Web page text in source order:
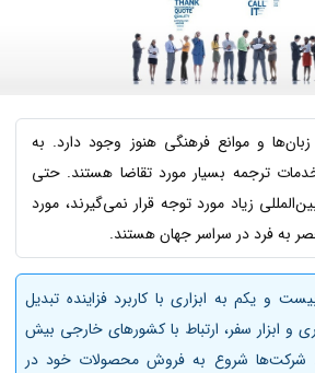
و موانع فرهنگی هنوز وجود دارد. به
ترجمه بسیار مورد تقاضا هستند. حتی
زیاد مورد توجه قرار نمی‌گیرند، مورد
به‌ فرد در سراسر جهان هستند.
و یکم به ابزاری با کاربرد فزاینده تبدیل
و ابزار سفر، ارتباط با کشورهای خارجی بیش
شرکت‌ها شروع به فروش محصولات خود در